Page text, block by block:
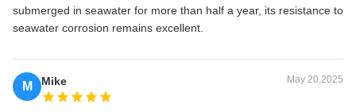
submerged in seawater for more than half a year, its resistance to
seawater corrosion remains excellent.
M Mike May 20.2025